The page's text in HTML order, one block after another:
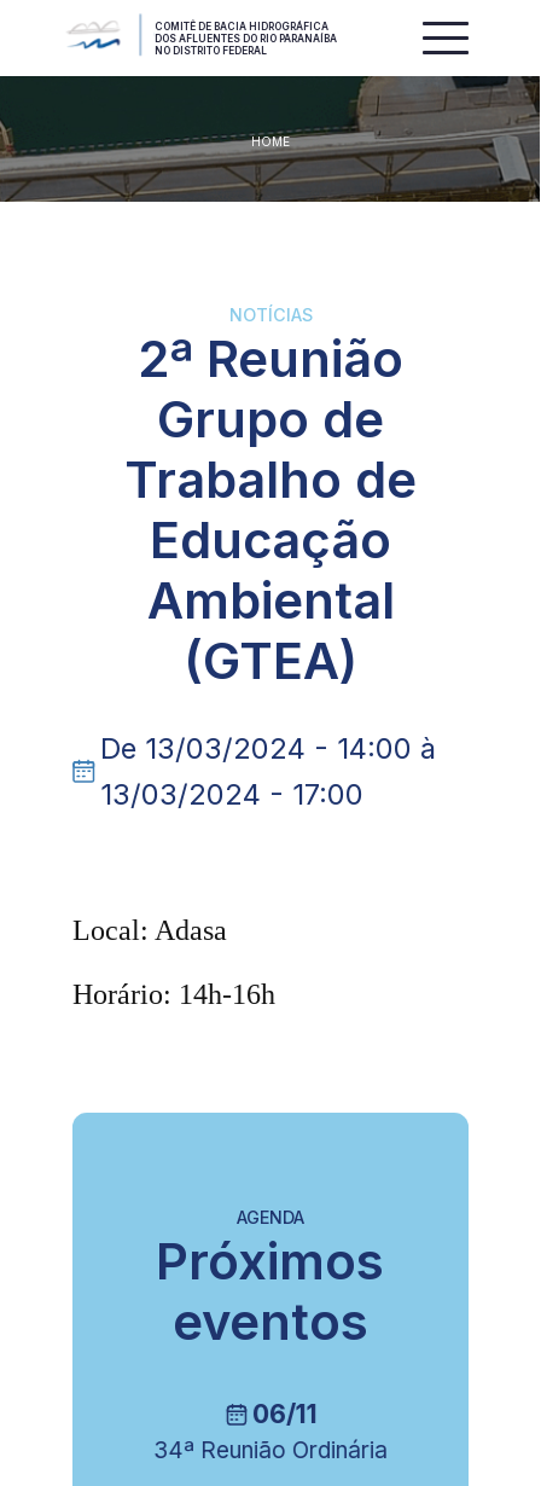
COMITÊ DE BACIA HIDROGRÁFICA
DOS AFLUENTES DO RIO PARANAÍBA
NO DISTRITO FEDERAL
HOME
NOTÍCIAS
2ª Reunião
Grupo de
Trabalho de
Educação
Ambiental
(GTEA)
De 13/03/2024 - 14:00 à
13/03/2024 - 17:00
Local: Adasa
Horário: 14h-16h
AGENDA
Próximos
eventos
06/11
34ª Reunião Ordinária